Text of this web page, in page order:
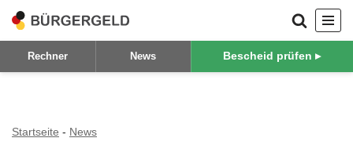
Zum
Inhalt
Rechner News Bescheid prüfen ▸
Startseite - News